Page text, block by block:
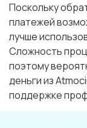
Поскольку
платежей
лучше
Сложность
поэтому
деньги из
поддержке